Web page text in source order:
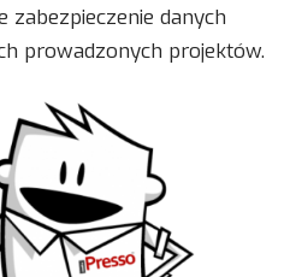
zabezpieczenie danych
prowadzonych projektów.